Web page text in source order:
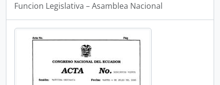
Funcion Legislativa – Asamblea Nacional